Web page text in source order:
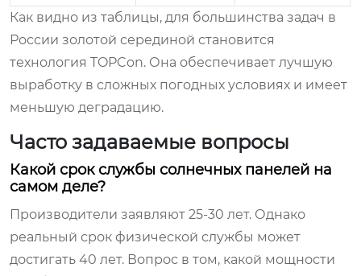
Как видно из таблицы, для большинства задач в
России золотой серединой становится
технология TOPCon. Она обеспечивает лучшую
выработку в сложных погодных условиях и имеет
меньшую деградацию.
Часто задаваемые вопросы
Какой срок службы солнечных панелей на
самом деле?
Производители заявляют 25-30 лет. Однако
реальный срок физической службы может
достигать 40 лет. Вопрос в том, какой мощности